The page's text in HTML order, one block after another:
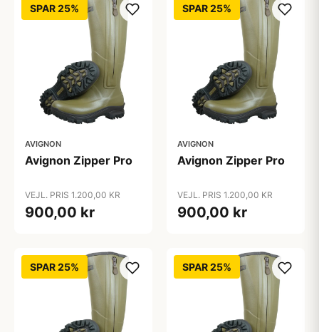
SPAR 25%
AVIGNON
Avignon Zipper Pro
VEJL. PRIS 1.200,00 KR
900,00 kr
SPAR 25%
AVIGNON
Avignon Zipper Pro
VEJL. PRIS 1.200,00 KR
900,00 kr
SPAR 25% SPAR 25%